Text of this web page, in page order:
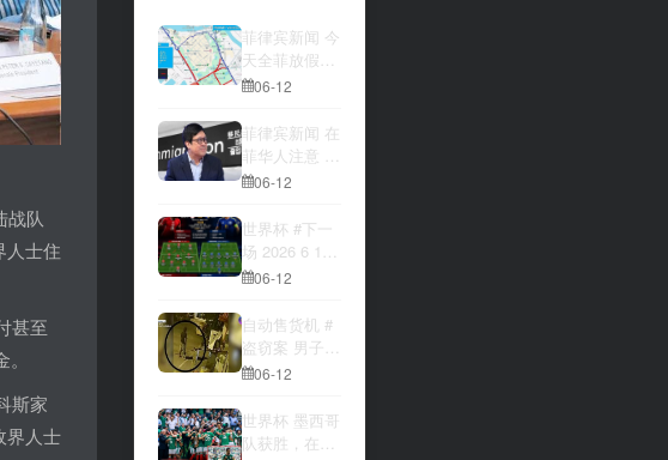
战队
人士住
甚至
斯家
界人士
菲律宾新闻 今
天全菲放假‼️
马尼拉多地封
06-12
菲律宾新闻 在
菲华人注意 近
期出现假冒移
上门敲诈案
件，已有多人
举报中招
06-12
世界杯 #下一
场 2026 6 12
15:00整 加拿
量 究竟胜利的
天平会倾向哪
一方，是加拿
大借助主场优
势笑到最后，
还是波黑上演
06-12
自动售货机 #
盗窃案 男子深
夜撬开自动售
索硬币被一扫
而空
06-12
世界杯 墨西哥
队获胜，在首